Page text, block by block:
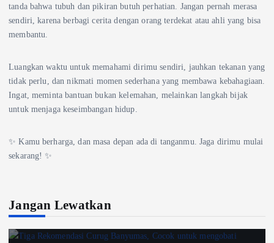
tanda bahwa tubuh dan pikiran butuh perhatian. Jangan pernah merasa
sendiri, karena berbagi cerita dengan orang terdekat atau ahli yang bisa
membantu.
Luangkan waktu untuk memahami dirimu sendiri, jauhkan tekanan yang
tidak perlu, dan nikmati momen sederhana yang membawa kebahagiaan.
Ingat, meminta bantuan bukan kelemahan, melainkan langkah bijak
untuk menjaga keseimbangan hidup.
✨ Kamu berharga, dan masa depan ada di tanganmu. Jaga dirimu mulai
sekarang! ✨
Jangan Lewatkan